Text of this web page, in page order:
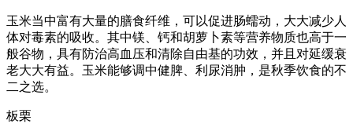
玉米当中富有大量的膳食纤维，可以促进肠蠕动，大大减少人
体对毒素的吸收。其中镁、钙和胡萝卜素等营养物质也高于一
般谷物，具有防治高血压和清除自由基的功效，并且对延缓衰
老大大有益。玉米能够调中健脾、利尿消肿，是秋季饮食的不
二之选。
板栗